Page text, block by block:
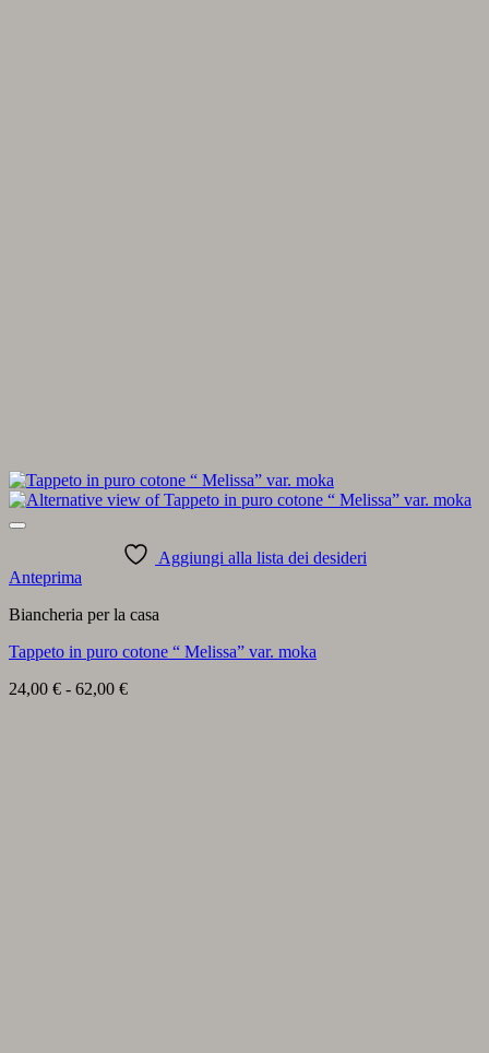
Aggiungi alla lista dei desideri
Anteprima
Biancheria per la casa
Tappeto in puro cotone “ Melissa” var. moka
24,00 € - 62,00 €Fascia